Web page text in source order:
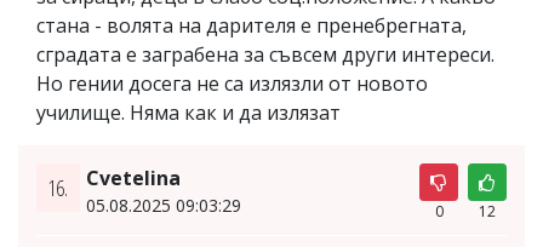
стана - волята на дарителя е пренебрегната,
сградата е заграбена за съвсем други интереси.
Но гении досега не са излязли от новото
училище. Няма как и да излязат
16. Cvetelina
05.08.2025 09:03:29 0 12